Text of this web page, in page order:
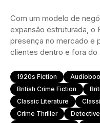
Com um modelo de
expansão estruturada, o
presença no mercado e
clientes dentro e fora do
1920s Fiction
British Crime Fiction
Classic Literature
Crime Thriller